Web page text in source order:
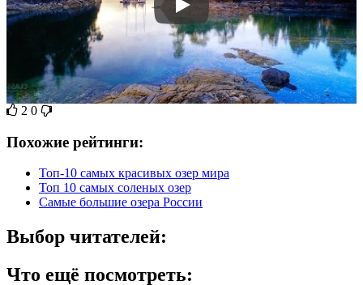
2 0
Похожие рейтинги:
Топ-10 самых красивых озер мира
Топ 10 самых соленых озер
Самые большие озера России
Выбор читателей:
Что ещё посмотреть: